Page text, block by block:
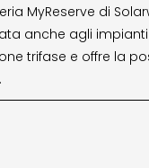
MyReserve di
anche agli
trifase e offre la